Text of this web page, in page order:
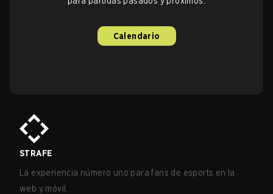
Calendario
STRAFE
La experiencia número uno para fans de esports en la
web y móvil.